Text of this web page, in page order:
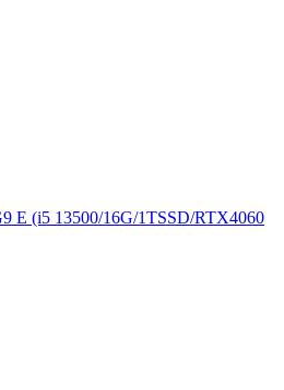
E (i5 13500/16G/1TSSD/RTX4060